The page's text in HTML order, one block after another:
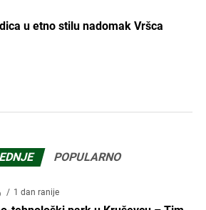
u etno stilu nadomak Vršca
POPULARNO
1 dan ranije